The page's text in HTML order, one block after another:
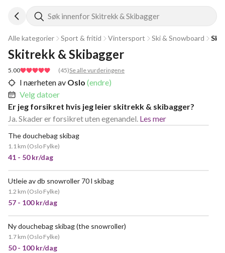
Søk innenfor Skitrekk & Skibagger
Alle kategorier Sport & fritid Vintersport Ski & Snowboard
5.00 (45)Se alle vurderingene
Skitrekk & Skibagger
I nærheten av Oslo (endre)
Velg datoer
Er jeg forsikret hvis jeg leier skitrekk & skibagger?
Ja. Skader er forsikret uten egenandel. Les mer
The douchebag skibag
1.1 km (Oslo Fylke)
41 - 50 kr/dag
Utleie av db snowroller 70 l skibag
1.2 km (Oslo Fylke)
57 - 100 kr/dag
Ny douchebag skibag (the snowroller)
1.7 km (Oslo Fylke)
50 - 100 kr/dag